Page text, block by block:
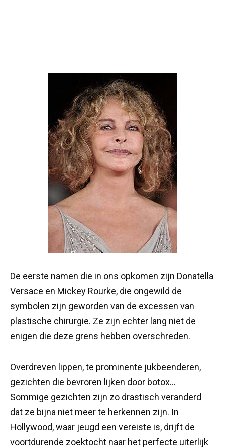
De eerste namen die in ons opkomen zijn Donatella
Versace en Mickey Rourke, die ongewild de
symbolen zijn geworden van de excessen van
plastische chirurgie. Ze zijn echter lang niet de
enigen die deze grens hebben overschreden.
Overdreven lippen, te prominente jukbeenderen,
gezichten die bevroren lijken door botox…
Sommige gezichten zijn zo drastisch veranderd
dat ze bijna niet meer te herkennen zijn. In
Hollywood, waar jeugd een vereiste is, drijft de
voortdurende zoektocht naar het perfecte uiterlijk